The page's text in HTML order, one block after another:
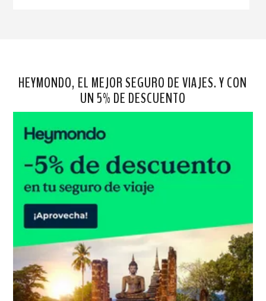
HEYMONDO, EL MEJOR SEGURO DE VIAJES. Y CON
UN 5% DE DESCUENTO